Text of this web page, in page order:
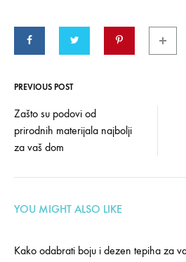
Post
navigation
PREVIOUS POST
Zašto su podovi od
prirodnih materijala najbolji
za vaš dom
YOU MIGHT ALSO LIKE
Kako odabrati boju i dezen tepiha za